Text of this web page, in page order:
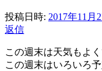
投稿日時: 2017年11月
返信
この週末は天気もよ
この週末はいろいろ予